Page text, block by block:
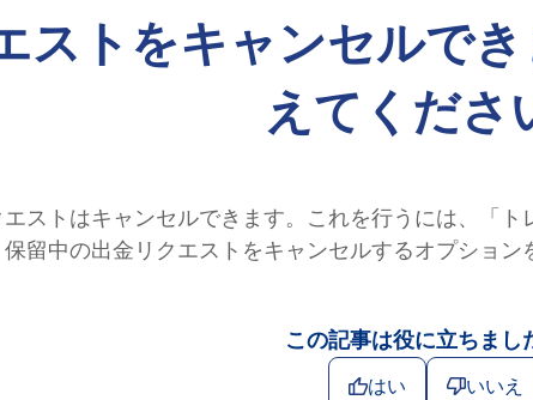
ストをキャンセルで
えてくださ
ストはキャンセルできます。これを行うには、「
保留中の出金リクエストをキャンセルするオプション
この記事は役に立ちまし
はい いいえ